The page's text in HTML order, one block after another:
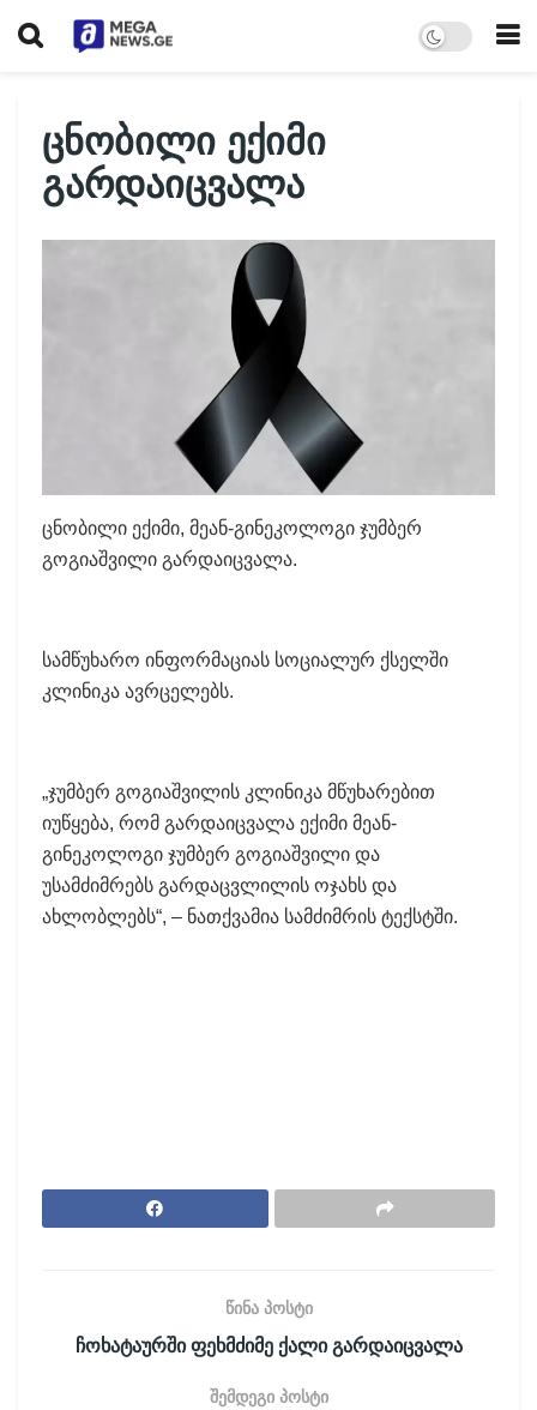
ცნობილი ექიმი
გარდაიცვალა
ცნობილი ექიმი, მეან-გინეკოლოგი ჯუმბერ
გოგიაშვილი გარდაიცვალა.
სამწუხარო ინფორმაციას სოციალურ ქსელში
კლინიკა ავრცელებს.
„ჯუმბერ გოგიაშვილის კლინიკა მწუხარებით
იუწყება, რომ გარდაიცვალა ექიმი მეან-
გინეკოლოგი ჯუმბერ გოგიაშვილი და
უსამძიმრებს გარდაცვლილის ოჯახს და
ახლობლებს“, – ნათქვამია სამძიმრის ტექსტში.
წინა პოსტი
ჩოხატაურში ფეხმძიმე ქალი გარდაიცვალა
შემდეგი პოსტი